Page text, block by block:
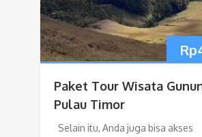
Rp
Paket Tour Wisata
Pulau Timor
Selain itu, Anda juga bisa akses